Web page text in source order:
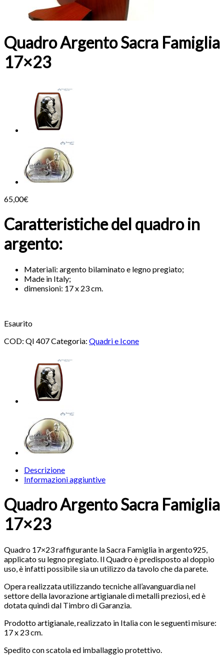
Quadro Argento Sacra Famiglia
17×23
65,00€
Caratteristiche del quadro in
argento:
Materiali: argento bilaminato e legno pregiato;
Made in Italy;
dimensioni: 17 x 23 cm.
Esaurito
COD: QI 407Categoria: Quadri e Icone
Descrizione
Informazioni aggiuntive
Quadro Argento Sacra Famiglia
17×23
Quadro 17×23 raffigurante la Sacra Famiglia in argento925,
applicato su legno pregiato. Il Quadro è predisposto al doppio
uso, è infatti possibile sia un utilizzo da tavolo che da parete.
Opera realizzata utilizzando tecniche all’avanguardia nel
settore della lavorazione artigianale di metalli preziosi, ed è
dotata quindi dal Timbro di Garanzia.
Prodotto artigianale, realizzato in Italia con le seguenti misure:
17 x 23 cm.
Spedito con scatola ed imballaggio protettivo.